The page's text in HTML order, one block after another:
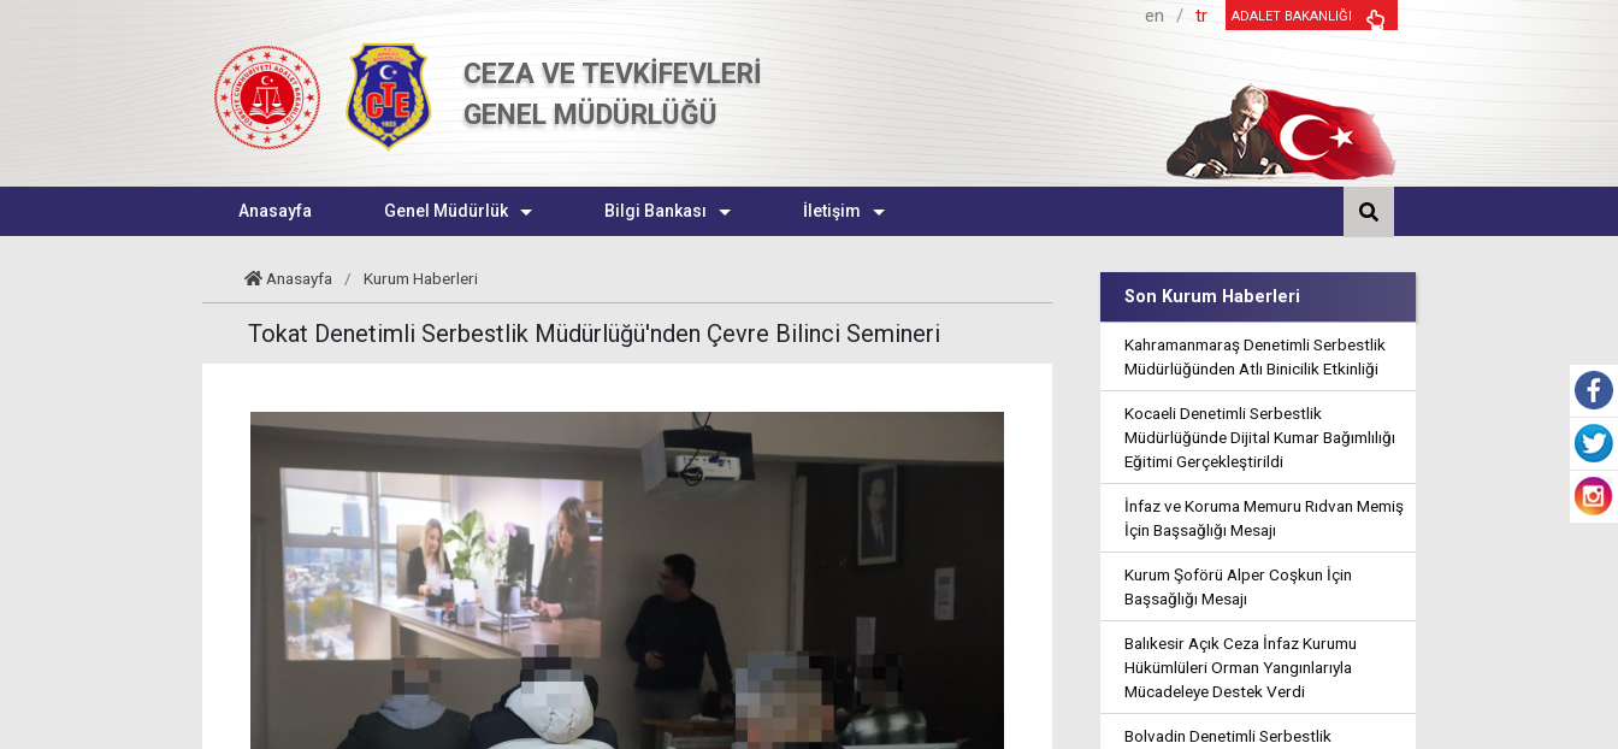
CEZA VE TEVKİFEVLERİ
GENEL MÜDÜRLÜĞÜ
en / tr ADALET BAKANLIĞI
Anasayfa Genel Müdürlük Bilgi Bankası İletişim
Anasayfa / Kurum Haberleri
Tokat Denetimli Serbestlik Müdürlüğü'nden Çevre Bilinci Semineri
Son Kurum Haberleri
Kahramanmaraş Denetimli Serbestlik
Müdürlüğünden Atlı Binicilik Etkinliği
Kocaeli Denetimli Serbestlik
Müdürlüğünde Dijital Kumar Bağımlılığı
Eğitimi Gerçekleştirildi
İnfaz ve Koruma Memuru Rıdvan Memiş
İçin Başsağlığı Mesajı
Kurum Şoförü Alper Coşkun İçin
Başsağlığı Mesajı
Balıkesir Açık Ceza İnfaz Kurumu
Hükümlüleri Orman Yangınlarıyla
Mücadeleye Destek Verdi
Bolvadin Denetimli Serbestlik